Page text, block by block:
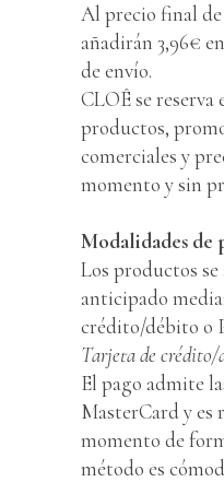
Al precio final
añadirán 3,96€
de envío.
CLOÊ se
productos,
comerciales y
momento y sin
Modalidades de
Los productos
anticipado
crédito/débito o
Tarjeta de crédito/
El pago admite
MasterCard y es
momento de
método es